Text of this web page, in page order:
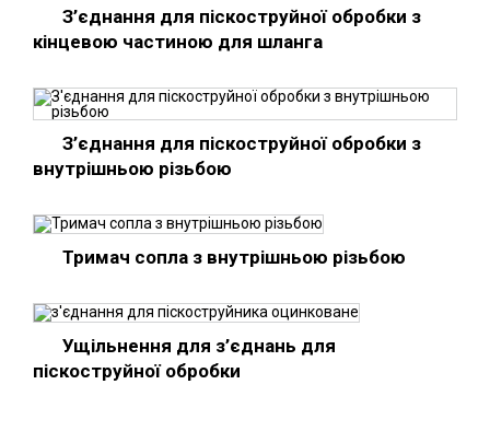
З’єднання для піскоструйної обробки з
кінцевою частиною для шланга
З’єднання для піскоструйної обробки з
внутрішньою різьбою
Тримач сопла з внутрішньою різьбою
Ущільнення для з’єднань для
піскоструйної обробки